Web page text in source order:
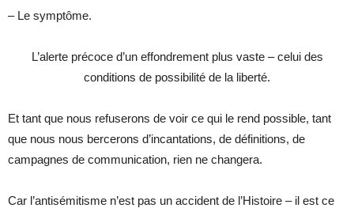
– Le symptôme.
L’alerte précoce d’un effondrement plus vaste – celui des
conditions de possibilité de la liberté.
Et tant que nous refuserons de voir ce qui le rend possible, tant
que nous nous bercerons d’incantations, de définitions, de
campagnes de communication, rien ne changera.
Car l’antisémitisme n’est pas un accident de l’Histoire – il est ce